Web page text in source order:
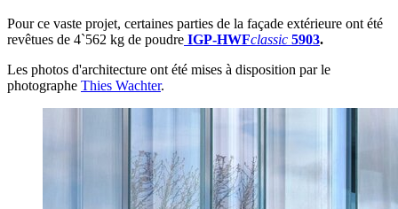
Pour ce vaste projet, certaines parties de la façade extérieure ont été
revêtues de 4`562 kg de poudre IGP-HWFclassic 5903.
Les photos d'architecture ont été mises à disposition par le
photographe Thies Wachter.